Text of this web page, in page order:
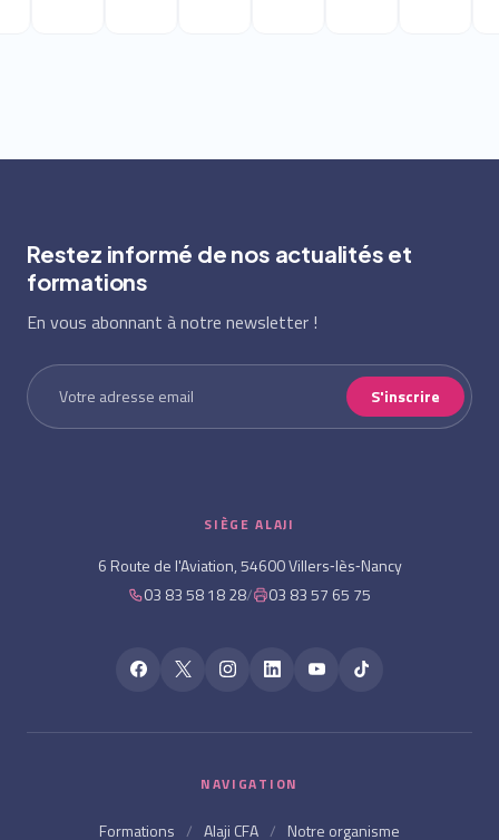
Restez informé de nos actualités et
formations
En vous abonnant à notre newsletter !
S'inscrire
SIÈGE ALAJI
6 Route de l'Aviation, 54600 Villers‑lès‑Nancy
03 83 58 18 28/ 03 83 57 65 75
NAVIGATION
Formations / Alaji CFA / Notre organisme